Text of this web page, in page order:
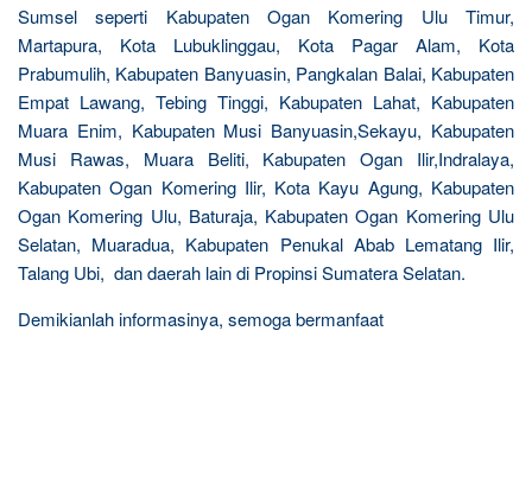
Sumsel seperti Kabupaten Ogan Komering Ulu Timur,
Martapura, Kota Lubuklinggau, Kota Pagar Alam, Kota
Prabumulih, Kabupaten Banyuasin, Pangkalan Balai, Kabupaten
Empat Lawang, Tebing Tinggi, Kabupaten Lahat, Kabupaten
Muara Enim, Kabupaten Musi Banyuasin,Sekayu, Kabupaten
Musi Rawas, Muara Beliti, Kabupaten Ogan Ilir,Indralaya,
Kabupaten Ogan Komering Ilir, Kota Kayu Agung, Kabupaten
Ogan Komering Ulu, Baturaja, Kabupaten Ogan Komering Ulu
Selatan, Muaradua, Kabupaten Penukal Abab Lematang Ilir,
Talang Ubi, dan daerah lain di Propinsi Sumatera Selatan.
Demikianlah informasinya, semoga bermanfaat